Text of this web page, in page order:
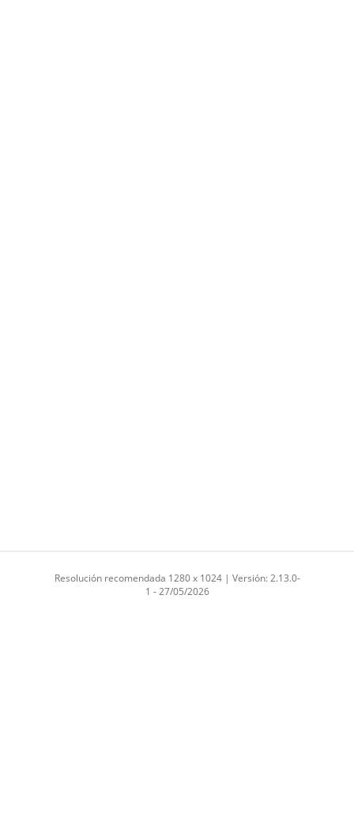
Resolución recomendada 1280 x 1024 | Versión: 2.13.0-
1 - 27/05/2026